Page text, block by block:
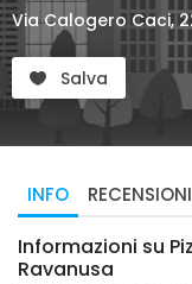
Via Calogero Caci,
Salva
INFO RECENSIONI
Informazioni su
Ravanusa